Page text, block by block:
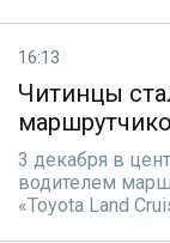
16:13
Читинцы
3 декабря в
водителем
«Toyota Land